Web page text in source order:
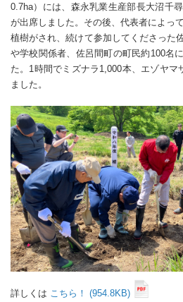
0.7ha）には、森永乳業生産部長大沼千
が出席しました。その後、代表者によっ
植樹がされ、続けて参加してくださった
や学校関係者、佐呂間町の町民約100名
た。1時間でミズナラ1,000本、エゾヤマ
ました。
詳しくは こちら！ (954.8KB)